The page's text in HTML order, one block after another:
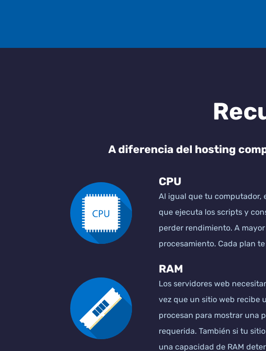
A diferencia del hosting
CPU
Al igual que tu computador,
que ejecuta los scripts y
perder rendimiento. A
procesamiento. Cada plan
RAM
Los servidores web
vez que un sitio web recibe
procesan para mostrar una
requerida. También si tu
una capacidad de RAM